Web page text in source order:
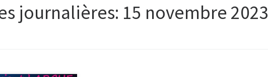
journalières: 15 novembre 2023